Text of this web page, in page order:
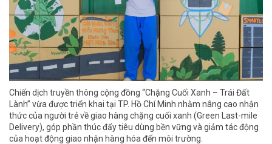
Chiến dịch truyền thông cộng đồng “Chặng Cuối Xanh – Trái Đất
Lành” vừa được triển khai tại TP. Hồ Chí Minh nhằm nâng cao nhận
thức của người trẻ về giao hàng chặng cuối xanh (Green Last-mile
Delivery), góp phần thúc đẩy tiêu dùng bền vững và giảm tác động
của hoạt động giao nhận hàng hóa đến môi trường.